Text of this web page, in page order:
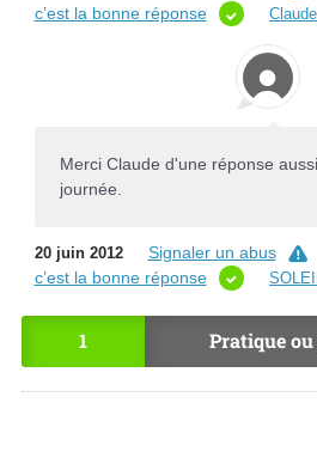
c’est la bonne réponse
Merci Claude d'une réponse
journée.
20 juin 2012
Signaler un abus
c’est la bonne réponse
1 Pratique ou